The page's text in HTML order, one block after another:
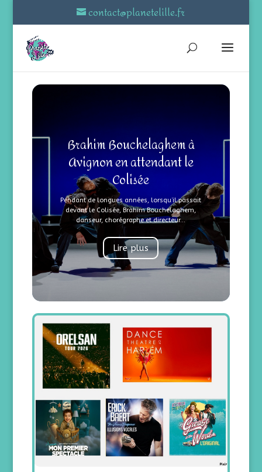
contact@planetelille.fr
Brahim Bouchelaghem à
Avignon en attendant le
Colisée
Pendant de longues années, lorsqu’il passait
devant le Colisée, Brahim Bouchelaghem,
danseur, chorégraphe et directeur...
Lire plus